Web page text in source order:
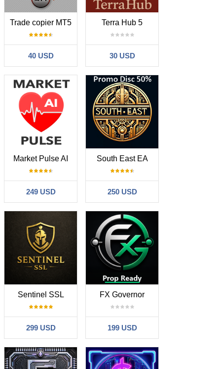
Trade copier MT5
40 USD
Terra Hub 5
30 USD
Market Pulse AI
249 USD
South East EA
250 USD
Sentinel SSL
299 USD
FX Governor
199 USD